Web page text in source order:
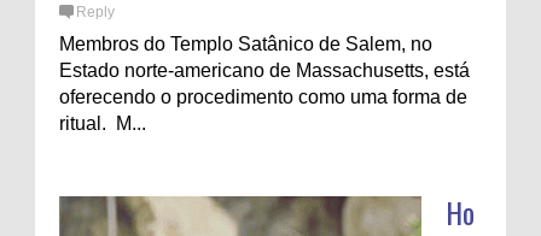
Reply
Membros do Templo Satânico de Salem, no
Estado norte-americano de Massachusetts, está
oferecendo o procedimento como uma forma de
ritual. M...
Ho